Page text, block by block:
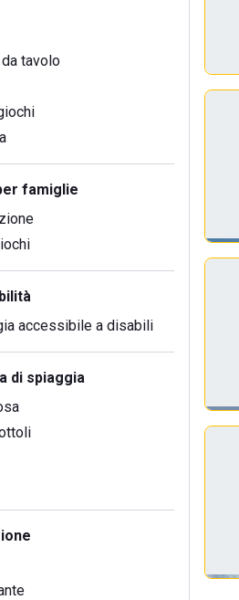
tavolo
famiglie
accessibile a disabili
di spiaggia